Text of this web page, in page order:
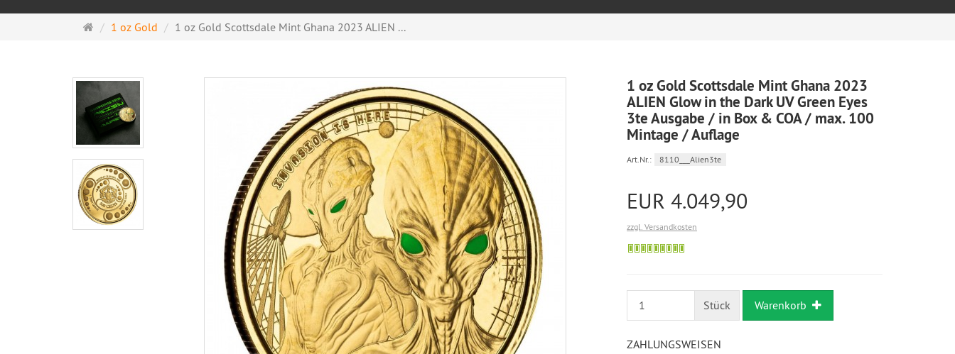
Startseite
1 oz Gold 1 oz Gold Scottsdale Mint Ghana 2023 ALIEN ...
1 oz Gold Scottsdale Mint Ghana 2023
ALIEN Glow in the Dark UV Green Eyes
3te Ausgabe / in Box & COA / max. 100
Mintage / Auflage
Art.Nr.: 8110___Alien3te
EUR 4.049,90
zzgl. Versandkosten
Stück Warenkorb
ZAHLUNGSWEISEN